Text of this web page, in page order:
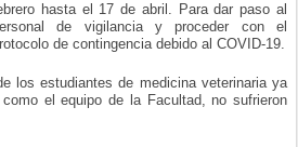
hasta el 17 de abril. Para dar paso al
de vigilancia y proceder con el
de contingencia debido al COVID-19.
los estudiantes de medicina veterinaria ya
el equipo de la Facultad, no sufrieron